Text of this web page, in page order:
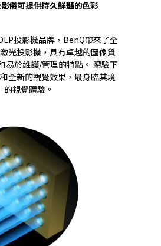
儀可提供持久鮮豔的色彩
投影機品牌，BenQ帶來了全
光投影機，具有卓越的圖像質
易於維護/管理的特點。 體驗下
全新的視覺效果，最身臨其境
的視覺體驗。